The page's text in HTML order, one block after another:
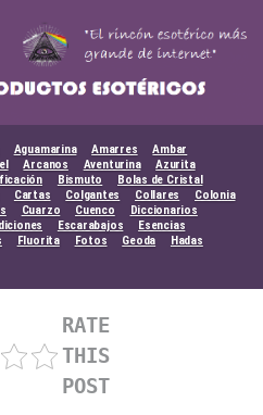
Aguamarina Amarres
Ambar
Arcanos Aventurina
Azurita
Bismuto
Bolas de Cristal
Cartas Colgantes Collares
Colonia
Cuarzo Cuenco
Diccionarios
Escarabajos
Esencias
Fluorita Fotos Geoda
Hadas
RATE
THIS
POST